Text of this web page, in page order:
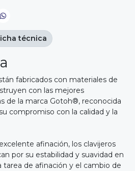
fabricados con materiales de
con las mejores
de la marca Gotoh®, reconocida
compromiso con la calidad y la
afinación, los clavijeros
por su estabilidad y suavidad en
tarea de afinación y el cambio de
técnica